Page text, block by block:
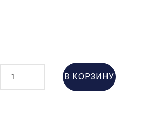
В КОРЗИНУ